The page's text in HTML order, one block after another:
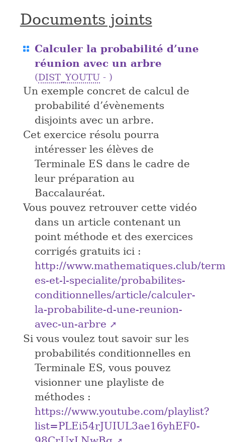
Documents joints
Calculer la probabilité d’une
réunion avec un arbre
(DIST_YOUTU - )
Un exemple concret de calcul de
probabilité d’évènements
disjoints avec un arbre.
Cet exercice résolu pourra
intéresser les élèves de
Terminale ES dans le cadre de
leur préparation au
Baccalauréat.
Vous pouvez retrouver cette vidéo
dans un article contenant un
point méthode et des exercices
corrigés gratuits ici :
http://www.mathematiques.club/
es-et-l-specialite/probabilites-
conditionnelles/article/calculer-
la-probabilite-d-une-reunion-
avec-un-arbre
Si vous voulez tout savoir sur les
probabilités conditionnelles en
Terminale ES, vous pouvez
visionner une playliste de
méthodes :
https://www.youtube.com/playlist?
list=PLEi54rJUIUL3ae16yhEF0-